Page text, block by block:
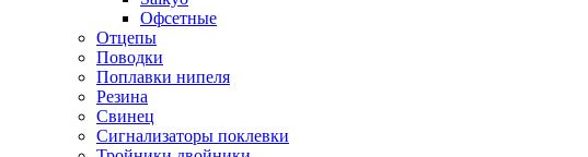
Офсетные
Отцепы
Поводки
Поплавки нипеля
Резина
Свинец
Сигнализаторы поклевки